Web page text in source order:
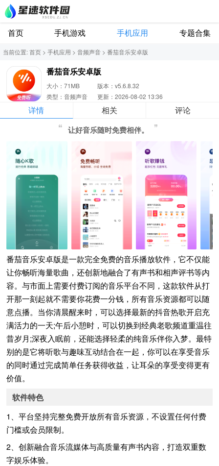
首页 手机游戏 手机应用 专题合集
当前位置:首页 > 手机应用 > 音频声音 > 番茄音乐安卓版
番茄音乐安卓版
大小：71MB
版本：v5.6.8.32
类型：音频声音
更新：2026-08-02 13:36
详情 相关 评论
让好音乐随时免费相伴。
番茄音乐安卓版是一款完全免费的音乐播放软件，它不仅能
让你畅听海量歌曲，还创新地融合了有声书和相声评书等内
容。与市面上需要付费订阅的音乐平台不同，这款软件从打
开那一刻起就不需要你花费一分钱，所有音乐资源都可以随
意点播。当你清晨醒来时，可以选择最新的抖音热歌开启充
满活力的一天;午后小憩时，可以切换到经典老歌频道重温往
昔岁月;深夜入眠前，还能选择轻柔的纯音乐伴你入梦。最特
别的是它将听歌与趣味互动结合在一起，你可以在享受音乐
的同时通过完成简单任务获得收益，让耳朵的享受变得更有
价值。
软件特色
1、平台坚持完整免费开放所有音乐资源，不设置任何付费
门槛或会员限制。
2、创新融合音乐流媒体与高质量有声书内容，打造双重数
字娱乐体验。